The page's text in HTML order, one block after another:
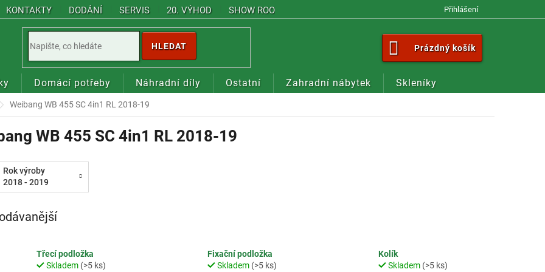
KONTAKTY DODÁNÍ SERVIS 20. VÝHOD SHOW ROOM Přihlášení
HLEDAT
NÁKUPNÍ
KOŠÍK
Prázdný košík
Domácí potřeby Náhradní díly Ostatní Zahradní nábytek Skleníky
Weibang WB 455 SC 4in1 RL 2018-19
WB 455 SC 4in1 RL 2018-19
Rok výroby
2018 - 2019
Třecí podložka
Skladem (>5 ks)
Fixační podložka
Skladem (>5 ks)
Kolík
Skladem (>5 ks)